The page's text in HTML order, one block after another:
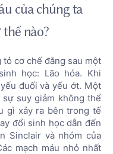
của chúng ta
nào?
tỏ cơ chế đằng sau một
học: Lão hóa. Khi
đuối và yếu ớt. Một
suy giảm không thể
gì xảy ra bên trong tế
đổi sinh học dẫn đến
Sinclair và nhóm của
mạch máu nhỏ nhất